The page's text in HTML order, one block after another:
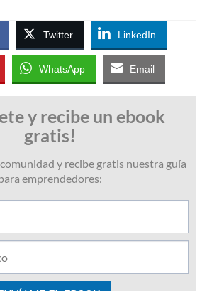
Twitter LinkedIn
WhatsApp Email